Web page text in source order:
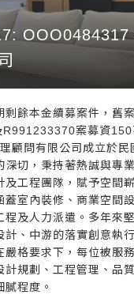
OOO0484317
剩餘本金續募案件，舊
案募資150
顧問有限公司成立於民
深切，秉持著熱誠與專
及工程團隊，賦予空間
蓋室內裝修、商業空間
程及人力派遣。多年來
計、中游的落實創意執
嚴格要求下，每位被服
計規劃、工程管理、品
程度。